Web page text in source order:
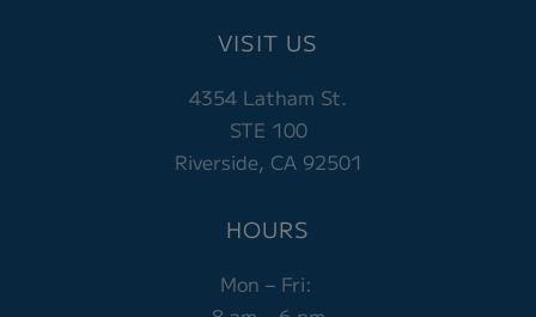
VISIT US
4354 Latham St.
STE 100
Riverside, CA 92501
HOURS
Mon – Fri: